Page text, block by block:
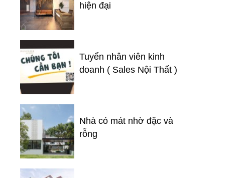
hiện đại
Tuyển nhân viên kinh
doanh ( Sales Nội Thất )
Nhà có mát nhờ đặc và
rỗng